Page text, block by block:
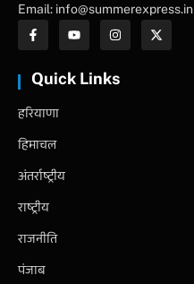
Email: info@summerexpress.in
Quick Links
हरियाणा
हिमाचल
अंतर्राष्ट्रीय
राष्ट्रीय
राजनीति
पंजाब